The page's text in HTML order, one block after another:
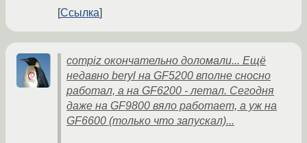
Ссылка
compiz окончательно доломали... Ещё
недавно beryl на GF5200 вполне сносно
работал, а на GF6200 - летал. Сегодня
даже на GF9800 вяло работает, а уж на
GF6600 (только что запускал)...